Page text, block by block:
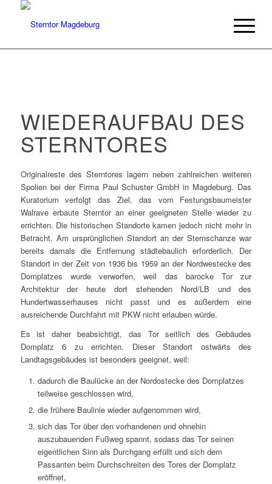
WIEDERAUFBAU DES
STERNTORES
Originalreste des Sterntores lagern neben zahlreichen weiteren
Spolien bei der Firma Paul Schuster GmbH in Magdeburg. Das
Kuratorium verfolgt das Ziel, das vom Festungsbaumeister
Walrave erbaute Sterntor an einer geeigneten Stelle wieder zu
errichten. Die historischen Standorte kamen jedoch nicht mehr in
Betracht. Am ursprünglichen Standort an der Sternschanze war
bereits damals die Entfernung städtebaulich erforderlich. Der
Standort in der Zeit von 1936 bis 1959 an der Nordwestecke des
Domplatzes wurde verworfen, weil das barocke Tor zur
Architektur der heute dort stehenden Nord/LB und des
Hundertwasserhauses nicht passt und es außerdem eine
ausreichende Durchfahrt mit PKW nicht erlauben würde.
Es ist daher beabsichtigt, das Tor seitlich des Gebäudes
Domplatz 6 zu errichten. Dieser Standort ostwärts des
Landtagsgebäudes ist besonders geeignet, weil:
dadurch die Baulücke an der Nordostecke des Domplatzes
teilweise geschlossen wird,
die frühere Baulinie wieder aufgenommen wird,
sich das Tor über den vorhandenen und ohnehin
auszubauenden Fußweg spannt, sodass das Tor seinen
eigentlichen Sinn als Durchgang erfüllt und sich dem
Passanten beim Durchschreiten des Tores der Domplatz
eröffnet,